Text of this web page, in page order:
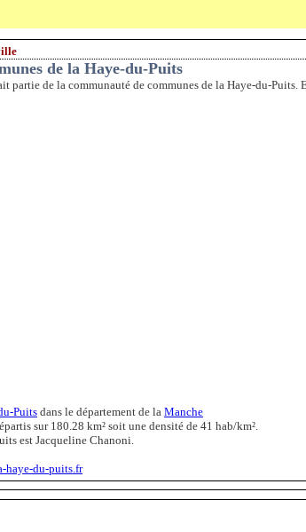
de la Haye-du-Puits
partie de la communauté de communes de la Haye-du-
Puits dans le département de la Manche
sur 180.28 km² soit une densité de 41 hab/km².
est Jacqueline Chanoni.
haye-du-puits.fr